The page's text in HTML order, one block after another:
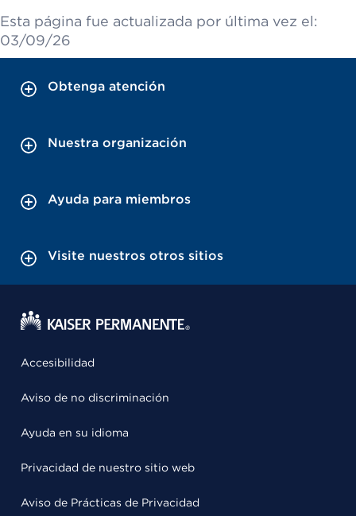
Esta página fue actualizada por última vez el:
03/09/26
Obtenga atención
Nuestra organización
Ayuda para miembros
Visite nuestros otros sitios
Accesibilidad
Aviso de no discriminación
Ayuda en su idioma
Privacidad de nuestro sitio web
Aviso de Prácticas de Privacidad